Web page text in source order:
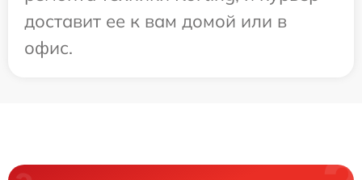
доставит ее к вам домой или в
офис.